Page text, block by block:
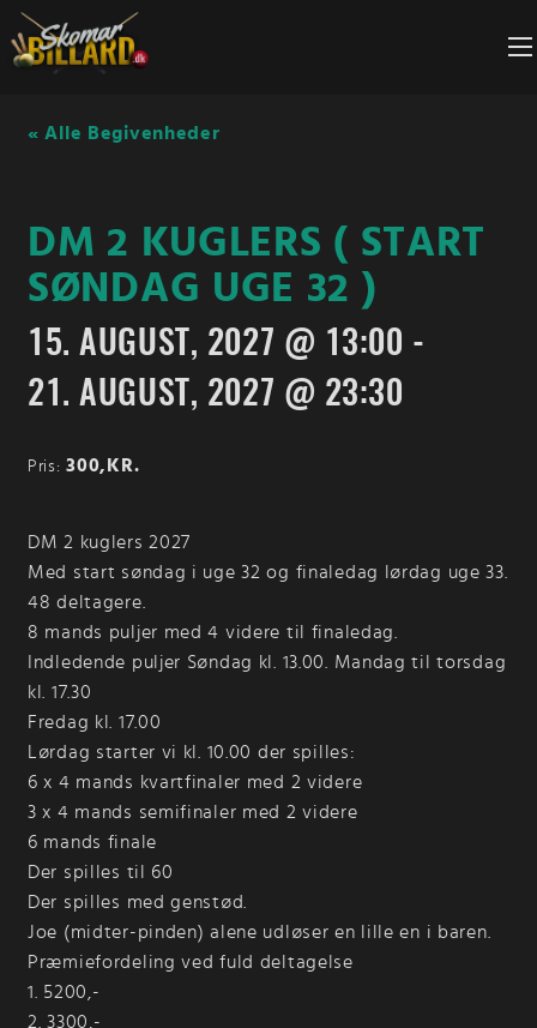
Fortsæt
til
indhold
« Alle Begivenheder
DM 2 KUGLERS ( START
SØNDAG UGE 32 )
15. AUGUST, 2027 @ 13:00 -
21. AUGUST, 2027 @ 23:30
Pris:300,KR.
DM 2 kuglers 2027
Med start søndag i uge 32 og finaledag lørdag uge 33.
48 deltagere.
8 mands puljer med 4 videre til finaledag.
Indledende puljer Søndag kl. 13.00. Mandag til torsdag
kl. 17.30
Fredag kl. 17.00
Lørdag starter vi kl. 10.00 der spilles:
6 x 4 mands kvartfinaler med 2 videre
3 x 4 mands semifinaler med 2 videre
6 mands finale
Der spilles til 60
Der spilles med genstød.
Joe (midter-pinden) alene udløser en lille en i baren.
Præmiefordeling ved fuld deltagelse
1. 5200,-
2. 3300,-